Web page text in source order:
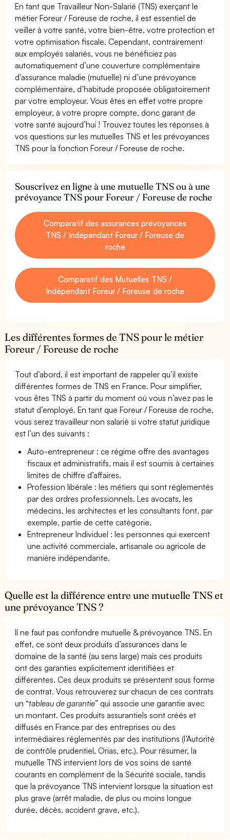
En tant que Travailleur Non-Salarié (TNS) exerçant le
métier Foreur / Foreuse de roche, il est essentiel de
veiller à votre santé, votre bien-être, votre protection et
votre optimisation fiscale. Cependant, contrairement
aux employés salariés, vous ne bénéficiez pas
automatiquement d’une couverture complémentaire
d'assurance maladie (mutuelle) ni d’une prévoyance
complémentaire, d’habitude proposée obligatoirement
par votre employeur. Vous êtes en effet votre propre
employeur, à votre propre compte, donc garant de
votre santé aujourd’hui ! Trouvez toutes les réponses à
vos questions sur les mutuelles TNS et les prévoyances
TNS pour la fonction Foreur / Foreuse de roche.
Souscrivez en ligne à une mutuelle TNS ou à une
prévoyance TNS pour Foreur / Foreuse de roche
Comparatif des assurances prévoyances
TNS / Indépendant Foreur / Foreuse de
roche
Comparatif des Mutuelles TNS /
Indépendant Foreur / Foreuse de roche
Les différentes formes de TNS pour le métier
Foreur / Foreuse de roche
Tout d’abord, il est important de rappeler qu’il existe
différentes formes de TNS en France. Pour simplifier,
vous êtes TNS à partir du moment où vous n’avez pas le
statut d’employé. En tant que Foreur / Foreuse de roche,
vous serez travailleur non salarié si votre statut juridique
est l’un des suivants :
Auto-entrepreneur : ce régime offre des avantages
fiscaux et administratifs, mais il est soumis à certaines
limites de chiffre d’affaires.
Profession libérale : les métiers qui sont réglementés
par des ordres professionnels. Les avocats, les
médecins, les architectes et les consultants font, par
exemple, partie de cette catégorie.
Entrepreneur Individuel : les personnes qui exercent
une activité commerciale, artisanale ou agricole de
manière indépendante.
Quelle est la différence entre une mutuelle TNS et
une prévoyance TNS ?
Il ne faut pas confondre mutuelle & prévoyance TNS. En
effet, ce sont deux produits d’assurances dans le
domaine de la santé (au sens large) mais ces produits
ont des garanties explicitement identifiées et
différentes. Ces deux produits se présentent sous forme
de contrat. Vous retrouverez sur chacun de ces contrats
un “tableau de garantie” qui associe une garantie avec
un montant. Ces produits assurantiels sont créés et
diffusés en France par des entreprises ou des
intermédiaires réglementés par des institutions (l’Autorité
de contrôle prudentiel, Orias, etc.). Pour résumer, la
mutuelle TNS intervient lors de vos soins de santé
courants en complément de la Sécurité sociale, tandis
que la prévoyance TNS intervient lorsque la situation est
plus grave (arrêt maladie, de plus ou moins longue
durée, décès, accident grave, etc.).